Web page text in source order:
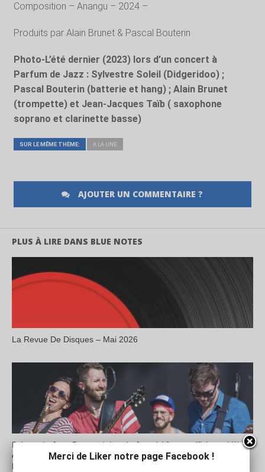
Composition – Anangu – 2024 –
Produits par Alain Brunet & Pascal Bouterin
Photo-L’été dernier (2023) lors d’un concert à
Parfum de Jazz : Sylvestre Soleil (Didgeridoo) ;
Pascal Bouterin (batterie et hang) ; Alain Brunet
(trompette) et Jean-Jacques Taïb ( saxophone
soprano et clarinette basse)
SUR LE MÊME THÈME: A LA UNE
AJOUTER UN COMMENTAIRE ?
PLUS À LIRE DANS BLUE NOTES
La Revue De Disques – Mai 2026
Brèves de Jazz-Deux soirées de Jazz à Vienne affichent déjà
complet ; Concert hommage le 30 avril à Jean-Pierre Vignola ;
Nuevo Tango à Jazz en Bièvre
Merci de Liker notre page Facebook !